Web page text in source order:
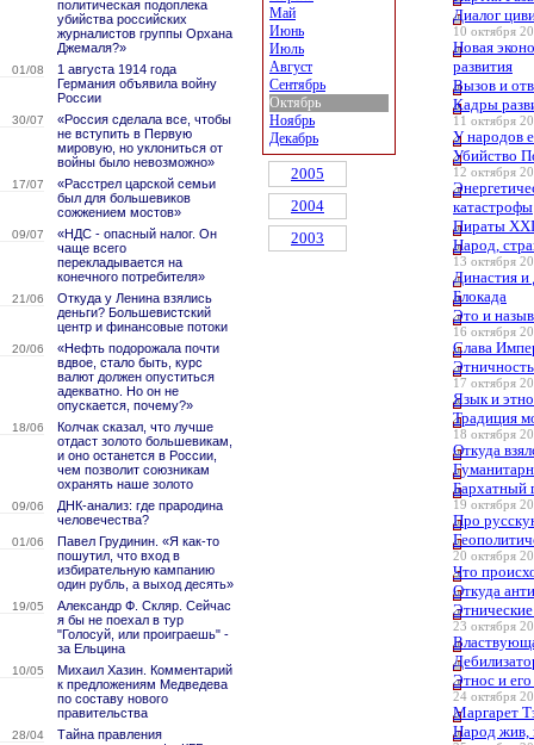
политическая подоплека
убийства российских
журналистов группы Орхана
Джемаля?»
01/08
1 августа 1914 года
Германия объявила войну
России
30/07
«Россия сделала все, чтобы
не вступить в Первую
мировую, но уклониться от
войны было невозможно»
17/07
«Расстрел царской семьи
был для большевиков
сожжением мостов»
09/07
«НДС - опасный налог. Он
чаще всего
перекладывается на
конечного потребителя»
21/06
Откуда у Ленина взялись
деньги? Большевистский
центр и финансовые потоки
20/06
«Нефть подорожала почти
вдвое, стало быть, курс
валют должен опуститься
адекватно. Но он не
опускается, почему?»
18/06
Колчак сказал, что лучше
отдаст золото большевикам,
и оно останется в России,
чем позволит союзникам
охранять наше золото
09/06
ДНК-анализ: где прародина
человечества?
01/06
Павел Грудинин. «Я как-то
пошутил, что вход в
избирательную кампанию
один рубль, а выход десять»
19/05
Александр Ф. Скляр. Сейчас
я бы не поехал в тур
"Голосуй, или проиграешь" -
за Ельцина
10/05
Михаил Хазин. Комментарий
к предложениям Медведева
по составу нового
правительства
28/04
Тайна правления
Май
Июнь
Июль
Август
Сентябрь
Октябрь
Ноябрь
Декабрь
2005
2004
2003
Диалог
10 октября
Новая
развития
Вызов и
Кадры
11 октября
У народов
Убийство
12 октября
катастрофы
Пираты XXI
Народ,
13 октября
Династия
Блокада
Это и
16 октября
Слава
17 октября
Язык и
Традиция
18 октября
Откуда
Бархатный
19 октября
Про
20 октября
Что
Откуда
23 октября
Этнос и его
24 октября
Маргарет
Народ жив,